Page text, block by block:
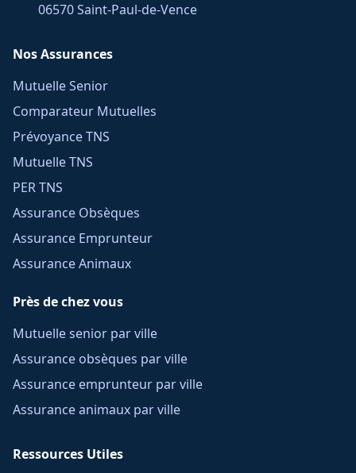
06570 Saint-Paul-de-Vence
Nos Assurances
Mutuelle Senior
Comparateur Mutuelles
Prévoyance TNS
Mutuelle TNS
PER TNS
Assurance Obsèques
Assurance Emprunteur
Assurance Animaux
Près de chez vous
Mutuelle senior par ville
Assurance obsèques par ville
Assurance emprunteur par ville
Assurance animaux par ville
Ressources Utiles